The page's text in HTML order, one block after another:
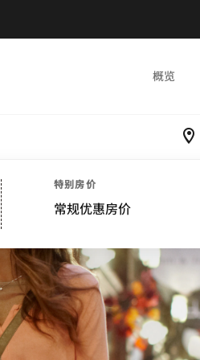
概览
特别房价
常规优惠房价